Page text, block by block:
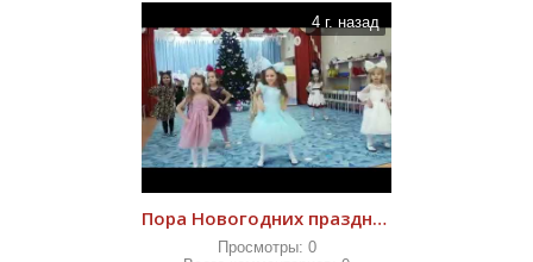
4 г. назад
Пора Новогодних праздников 2021
Просмотры: 0